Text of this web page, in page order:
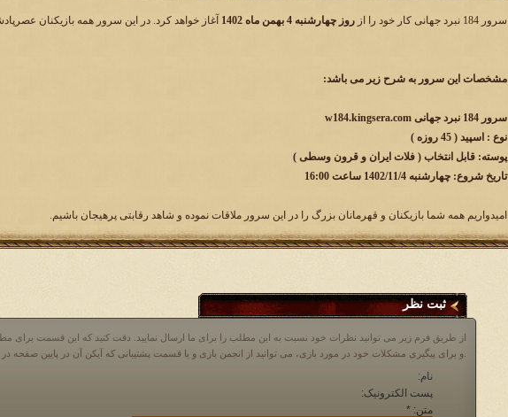
سرور 184 نبرد جهانی کار خود را از روز چهارشنبه 4 بهمن ماه 1402 آغاز خواهد کرد. در این سرور همه بازیکنان
مشخصات این سرور به شرح زیر می باشد:
سرور 184 نبرد جهانی w184.kingsera.com
نوع : اسپید ( 45 روزه )
پوسته: قابل انتخاب ( فلات ایران و قرون وسطی )
تاریخ شروع: چهارشنبه 1402/11/4 ساعت 16:00
امیدواریم همه شما بازیکنان و قهرمانان بزرگ را در این سرور ملاقات نموده و شاهد رقابتی پرهیجان باشیم.
ثبت نظر
از طریق فرم زیر می توانید نظرات خود نسبت به این مطلب را برای ما ارسال نمایید. دقت کنید که این قسمت
نام:
پست الکترونیک:
متن:*